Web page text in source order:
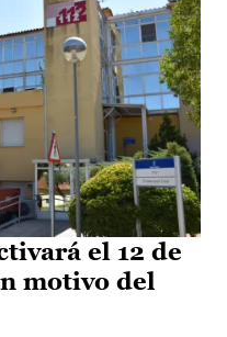
el 12 de
motivo del